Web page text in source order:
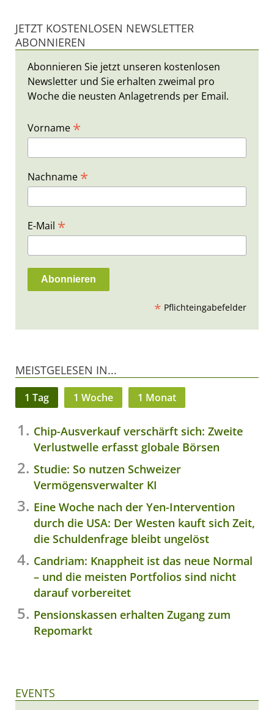
JETZT KOSTENLOSEN NEWSLETTER
ABONNIEREN
Abonnieren Sie jetzt unseren kostenlosen
Newsletter und Sie erhalten zweimal pro
Woche die neusten Anlagetrends per Email.
Vorname *
Nachname *
E-Mail *
* Pflichteingabefelder
MEISTGELESEN IN...
1 Tag 1 Woche 1 Monat
Chip-Ausverkauf verschärft sich: Zweite
Verlustwelle erfasst globale Börsen
Studie: So nutzen Schweizer
Vermögensverwalter KI
Eine Woche nach der Yen-Intervention
durch die USA: Der Westen kauft sich Zeit,
die Schuldenfrage bleibt ungelöst
Candriam: Knappheit ist das neue Normal
– und die meisten Portfolios sind nicht
darauf vorbereitet
Pensionskassen erhalten Zugang zum
Repomarkt
EVENTS